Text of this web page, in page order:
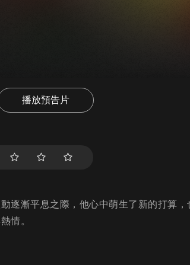
播放預告片
逐漸平息之際，他心中萌生了新的打算
情。